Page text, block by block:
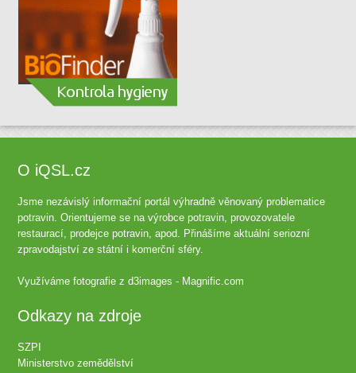
O iQSL.cz
Jsme nezávislý informační portál výhradně věnovaný problematice
potravin. Orientujeme se na výrobce potravin, provozovatele
restaurací, prodejce potravin, apod. Přinášíme aktuální seriozní
zpravodajství ze státní i komerční sféry.
Využíváme fotografie zd3images - Magnific.com
Odkazy na zdroje
SZPI
Ministerstvo zemědělství